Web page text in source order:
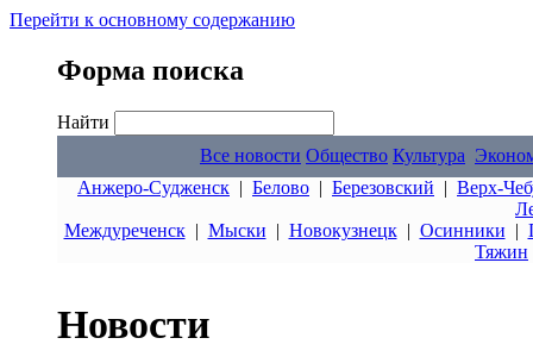
Перейти к основному содержанию
Форма поиска
Найти
Все новости Общество Культура
Анжеро-Судженск | Белово | Березовский | Верх-
Междуреченск| Мыски | Новокузнецк| Осинники |
Тяжин
Новости